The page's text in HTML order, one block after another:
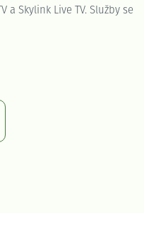
a Skylink Live TV. Služby se